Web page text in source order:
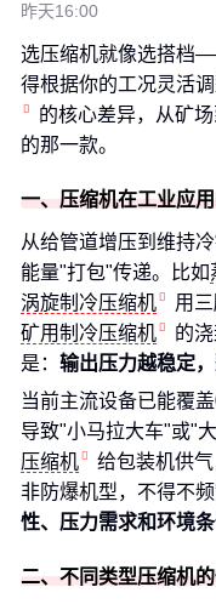
昨天16:00
选压缩机就像选搭档
得根据你的工况灵活
的核心差异，从矿
的那一款。
一、压缩机在工业应
从给管道增压到维持冷
能量"打包"传递。比如
涡旋制冷压缩机
用
矿用制冷压缩机
的
是： 输出压力越稳定
当前主流设备已能覆
导致"小马拉大车"或"
压缩机
给包装机供
非防爆机型，不得不
性、压力需求和环境
二、不同类型压缩机